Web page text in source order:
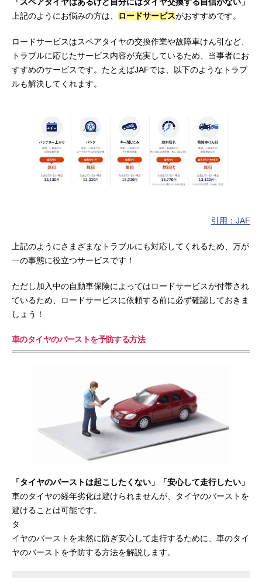
上記のようにお悩みの方は、
ロードサービスがおすすめです。
ロードサービスはスペアタイヤの交換作業や故障車けん引など、
トラブルに応じたサービス内容が充実しているため、当事者にお
すすめのサービスです。たとえばJAFでは、以下のようなトラブ
ルも解決してくれます。
引用：JAF
上記のようにさまざまなトラブルにも対応してくれるため、万が
一の事態に役立つサービスです！
ただし加入中の自動車保険によってはロードサービスが付帯され
ているため、ロードサービスに依頼する前に必ず確認しておきま
しょう！
車のタイヤのバーストを予防する方法
「タイヤのバーストは起こしたくない」「安心して走行したい」
車のタイヤの経年劣化は避けられませんが、タイヤのバーストを
避けることは可能です。
タ
イヤのバーストを未然に防ぎ安心して走行するために、車のタイ
ヤのバーストを予防する方法を解説します。